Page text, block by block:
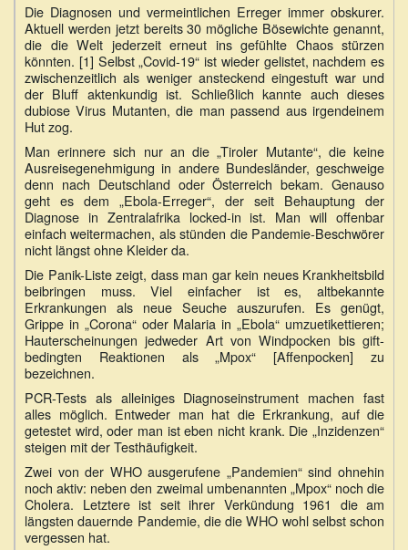
Die Diagnosen und vermeintlichen Erreger immer obskurer.
Aktuell werden jetzt bereits 30 mögliche Bösewichte genannt,
die die Welt jederzeit erneut ins gefühlte Chaos stürzen
könnten. [1] Selbst „Covid-19“ ist wieder gelistet, nachdem es
zwischenzeitlich als weniger ansteckend eingestuft war und
der Bluff aktenkundig ist. Schließlich kannte auch dieses
dubiose Virus Mutanten, die man passend aus irgendeinem
Hut zog.
Man erinnere sich nur an die „Tiroler Mutante“, die keine
Ausreisegenehmigung in andere Bundesländer, geschweige
denn nach Deutschland oder Österreich bekam. Genauso
geht es dem „Ebola-Erreger“, der seit Behauptung der
Diagnose in Zentralafrika locked-in ist. Man will offenbar
einfach weitermachen, als stünden die Pandemie-Beschwörer
nicht längst ohne Kleider da.
Die Panik-Liste zeigt, dass man gar kein neues Krankheitsbild
beibringen muss. Viel einfacher ist es, altbekannte
Erkrankungen als neue Seuche auszurufen. Es genügt,
Grippe in „Corona“ oder Malaria in „Ebola“ umzuetikettieren;
Hauterscheinungen jedweder Art von Windpocken bis gift-
bedingten Reaktionen als „Mpox“ [Affenpocken] zu
bezeichnen.
PCR-Tests als alleiniges Diagnoseinstrument machen fast
alles möglich. Entweder man hat die Erkrankung, auf die
getestet wird, oder man ist eben nicht krank. Die „Inzidenzen“
steigen mit der Testhäufigkeit.
Zwei von der WHO ausgerufene „Pandemien“ sind ohnehin
noch aktiv: neben den zweimal umbenannten „Mpox“ noch die
Cholera. Letztere ist seit ihrer Verkündung 1961 die am
längsten dauernde Pandemie, die die WHO wohl selbst schon
vergessen hat.